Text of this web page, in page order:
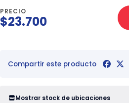
PRECIO
$23.700
Compartir este producto
Mostrar stock de ubicaciones